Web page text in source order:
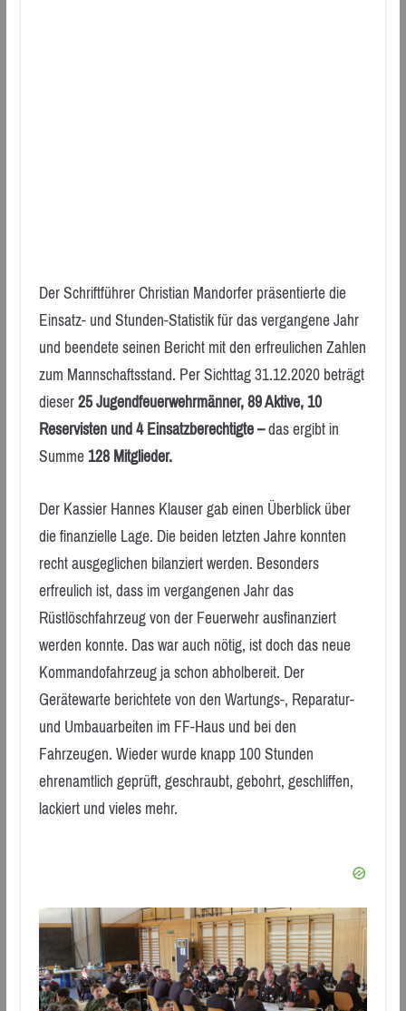
Der Schriftführer Christian Mandorfer präsentierte die
Einsatz- und Stunden-Statistik für das vergangene Jahr
und beendete seinen Bericht mit den erfreulichen Zahlen
zum Mannschaftsstand. Per Sichttag 31.12.2020 beträgt
dieser25 Jugendfeuerwehrmänner, 89 Aktive, 10
Reservisten und 4 Einsatzberechtigte –das ergibt in
Summe128 Mitglieder.
Der Kassier Hannes Klauser gab einen Überblick über
die finanzielle Lage. Die beiden letzten Jahre konnten
recht ausgeglichen bilanziert werden. Besonders
erfreulich ist, dass im vergangenen Jahr das
Rüstlöschfahrzeug von der Feuerwehr ausfinanziert
werden konnte. Das war auch nötig, ist doch das neue
Kommandofahrzeug ja schon abholbereit. Der
Gerätewarte berichtete von den Wartungs-, Reparatur-
und Umbauarbeiten im FF-Haus und bei den
Fahrzeugen. Wieder wurde knapp 100 Stunden
ehrenamtlich geprüft, geschraubt, gebohrt, geschliffen,
lackiert und vieles mehr.